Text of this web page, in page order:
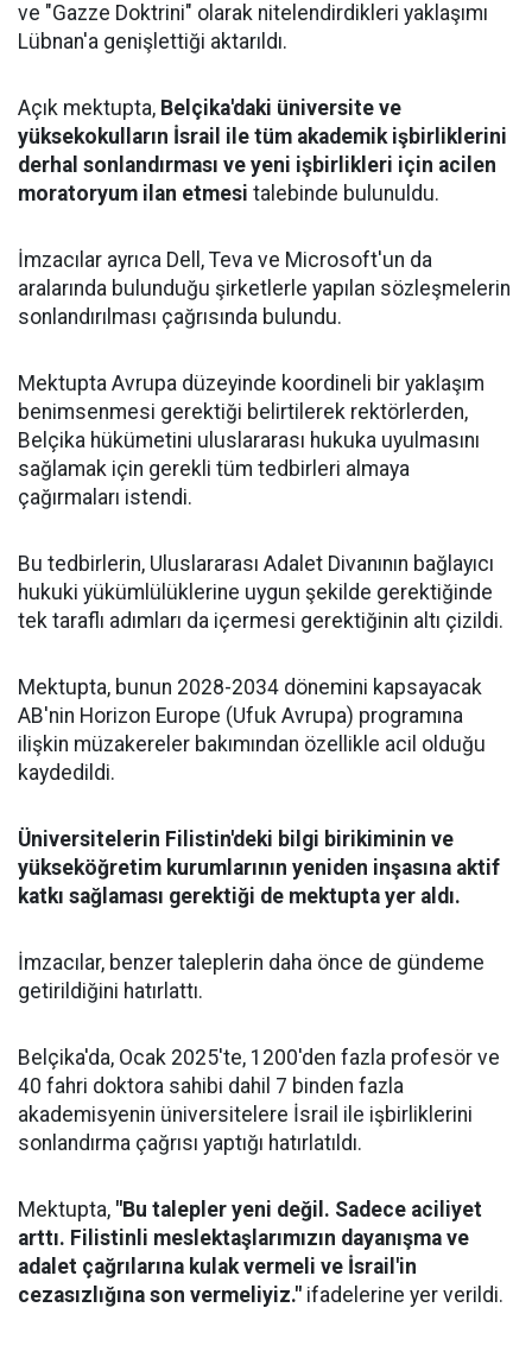
ve "Gazze Doktrini" olarak nitelendirdikleri yaklaşımı
Lübnan'a genişlettiği aktarıldı.
Açık mektupta, Belçika'daki üniversite ve
yüksekokulların İsrail ile tüm akademik işbirliklerini
derhal sonlandırması ve yeni işbirlikleri için acilen
moratoryum ilan etmesi talebinde bulunuldu.
İmzacılar ayrıca Dell, Teva ve Microsoft'un da
aralarında bulunduğu şirketlerle yapılan sözleşmelerin
sonlandırılması çağrısında bulundu.
Mektupta Avrupa düzeyinde koordineli bir yaklaşım
benimsenmesi gerektiği belirtilerek rektörlerden,
Belçika hükümetini uluslararası hukuka uyulmasını
sağlamak için gerekli tüm tedbirleri almaya
çağırmaları istendi.
Bu tedbirlerin, Uluslararası Adalet Divanının bağlayıcı
hukuki yükümlülüklerine uygun şekilde gerektiğinde
tek taraflı adımları da içermesi gerektiğinin altı çizildi.
Mektupta, bunun 2028-2034 dönemini kapsayacak
AB'nin Horizon Europe (Ufuk Avrupa) programına
ilişkin müzakereler bakımından özellikle acil olduğu
kaydedildi.
Üniversitelerin Filistin'deki bilgi birikiminin ve
yükseköğretim kurumlarının yeniden inşasına aktif
katkı sağlaması gerektiği de mektupta yer aldı.
İmzacılar, benzer taleplerin daha önce de gündeme
getirildiğini hatırlattı.
Belçika'da, Ocak 2025'te, 1200'den fazla profesör ve
40 fahri doktora sahibi dahil 7 binden fazla
akademisyenin üniversitelere İsrail ile işbirliklerini
sonlandırma çağrısı yaptığı hatırlatıldı.
Mektupta, "Bu talepler yeni değil. Sadece aciliyet
arttı. Filistinli meslektaşlarımızın dayanışma ve
adalet çağrılarına kulak vermeli ve İsrail'in
cezasızlığına son vermeliyiz." ifadelerine yer verildi.